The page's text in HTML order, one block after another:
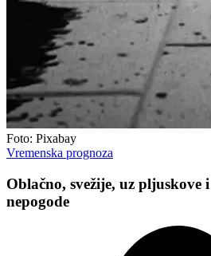
Foto: Pixabay
Vremenska prognoza
Oblačno, svežije, uz
nepogode